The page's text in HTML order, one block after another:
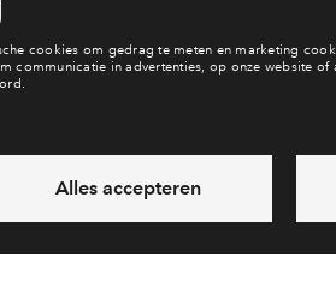
je een vraag en wil je direct
6 dagen per week beschikbaar
via chat en